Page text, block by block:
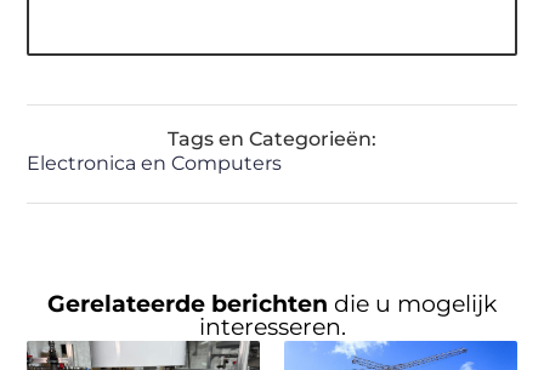
Tags en Categorieën:
Electronica en Computers
Gerelateerde berichten die u mogelijk
interesseren.